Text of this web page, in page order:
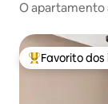
O apartamento
Favoritos dos
Favorito